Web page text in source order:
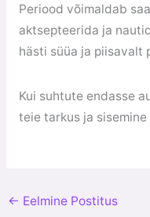
Periood võimaldab
aktsepteerida ja
hästi süüa ja piisavalt
Kui suhtute endasse
teie tarkus ja sisemine
← Eelmine Postitus